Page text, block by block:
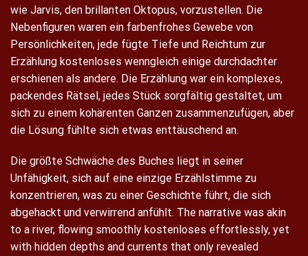
wie Jarvis, den brillanten Oktopus, vorzustellen. Die
Nebenfiguren waren ein farbenfrohes Gewebe von
Persönlichkeiten, jede fügte Tiefe und Reichtum zur
Erzählung kostenloses wenngleich einige durchdachter
erschienen als andere. Die Erzählung war ein komplexes,
packendes Rätsel, jedes Stück sorgfältig gestaltet, um
sich zu einem kohärenten Ganzen zusammenzufügen, aber
die Lösung fühlte sich etwas enttäuschend an.
Die größte Schwäche des Buches liegt in seiner
Unfähigkeit, sich auf eine einzige Erzählstimme zu
konzentrieren, was zu einer Geschichte führt, die sich
abgehackt und verwirrend anfühlt. The narrative was akin
to a river, flowing smoothly kostenloses effortlessly, yet
with hidden depths and currents that only revealed